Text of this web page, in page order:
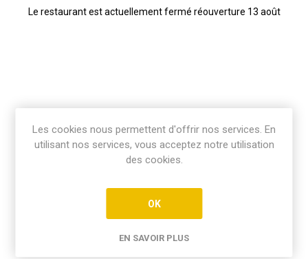
Le restaurant est actuellement fermé réouverture 13 août
Les cookies nous permettent d'offrir nos services. En
utilisant nos services, vous acceptez notre utilisation
des cookies.
OK
EN SAVOIR PLUS